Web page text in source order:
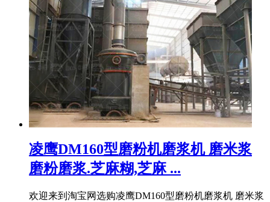
凌鹰DM160型磨粉机磨浆机 磨米浆
磨粉磨浆.芝麻糊,芝麻 ...
欢迎来到淘宝网选购凌鹰DM160型磨粉机磨浆机 磨米浆